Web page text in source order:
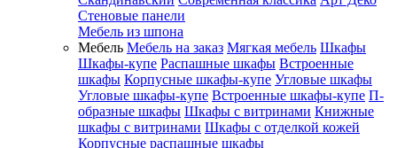
Стеновые панели
Мебель из шпона
Мебель Мебель на заказ Мягкая мебель Шкафы
Шкафы-купе Распашные шкафы Встроенные
шкафы Корпусные шкафы-купе Угловые шкафы
Угловые шкафы-купе Встроенные шкафы-купе П-
образные шкафы Шкафы с витринами Книжные
шкафы с витринами Шкафы c отделкой кожей
Корпусные распашные шкафы